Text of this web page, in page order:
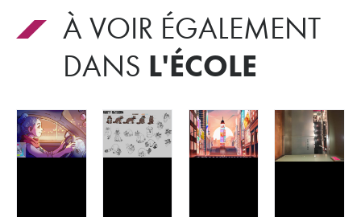
À VOIR ÉGALEMENT
DANS L'ÉCOLE